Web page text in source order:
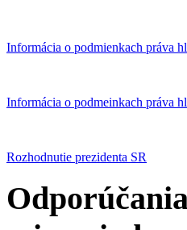
Informácia o podmienkach práva
Informácia o podmeinkach práva
Rozhodnutie prezidenta SR